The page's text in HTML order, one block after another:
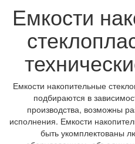
Емкости
Емкости накопительные
подбираются в
производства, возможны
исполнения. Емкости
быть укомплектованы